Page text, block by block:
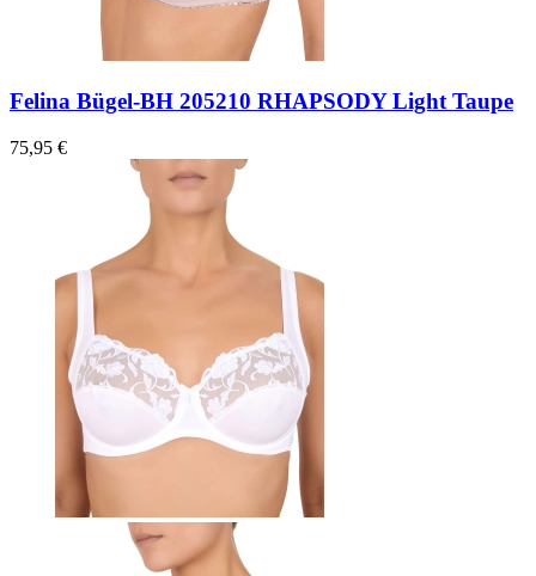
Felina Bügel-BH 205210 RHAPSODY Light Taupe
75,95 €